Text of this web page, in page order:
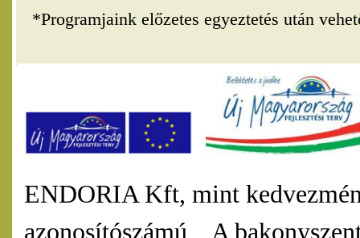
*Programjaink előzetes egyeztetés után
ENDORIA Kft, mint
azonosítószámú, „A